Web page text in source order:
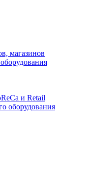
магазинов
и Retail
оборудования